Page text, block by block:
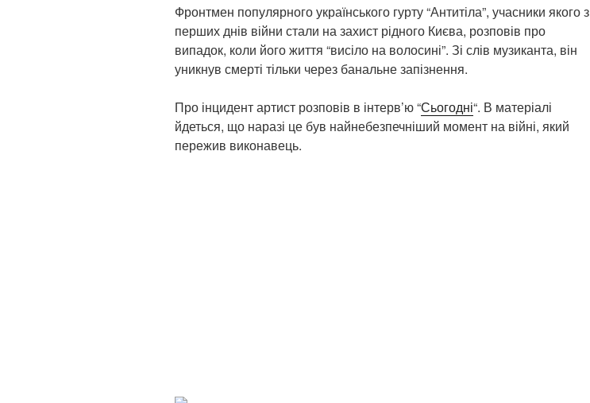
Фронтмен популярного українського гурту “Антитіла”, учасники якого з
перших днів війни стали на захист рідного Києва, розповів про
випадок, коли його життя “висіло на волосині”. Зі слів музиканта, він
уникнув смерті тільки через банальне запізнення.
Про інцидент артист розповів в інтерв’ю “Сьогодні“. В матеріалі
йдеться, що наразі це був найнебезпечніший момент на війні, який
пережив виконавець.